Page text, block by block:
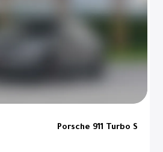
Porsche 911 Turbo S